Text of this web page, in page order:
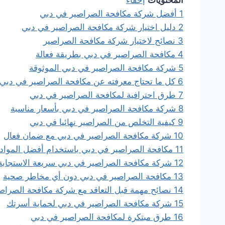
1 أفضل شركة مكافحة الصراصير في دبي
2 دليل اختيار شركة مكافحة الصراصير في دبي
3 نصائح لاختيار شركة مكافحة الصراصير
4 مكافحة الصراصير في دبي بطريقة فعالة
5 شركة مكافحة الصراصير في دبي الموثوقة
6 كل ما تحتاج معرفته عن مكافحة الصراصير في دبي
7 طرق احترافية لمكافحة الصراصير في دبي
8 شركة مكافحة الصراصير في دبي بأسعار مناسبة
9 كيفية التخلص من الصراصير نهائيا في دبي
10 شركة مكافحة الصراصير في دبي مع ضمان فعال
11 مكافحة الصراصير في دبي باستخدام أفضل المواد
12 شركة مكافحة الصراصير في دبي سريعة
13 مكافحة الصراصير في دبي دون أي مخاطر صحية
14 نصائح مهمة قبل التعاقد مع شركة مكافحة
15 شركة مكافحة الصراصير في دبي لحماية أسرتك
16 طرق مبتكرة لمكافحة الصراصير في دبي